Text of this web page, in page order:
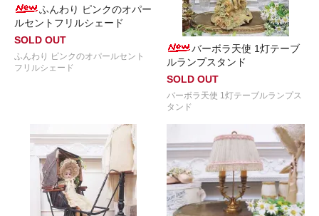
ふんわり ピンクのオパー
ルセントフリルシェード
SOLD OUT
ふんわり ピンクのオパールセント
フリルシェード
バーボラ天使 1灯テーブ
ルランプスタンド
SOLD OUT
バーボラ天使 1灯テーブルランプス
タンド